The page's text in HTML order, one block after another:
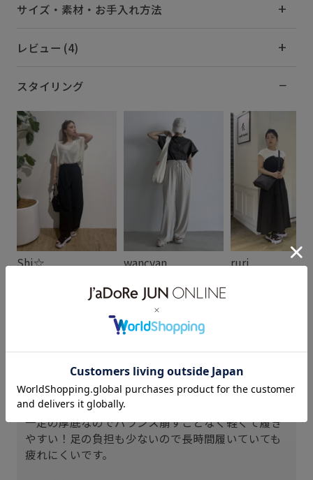
サイズ・素材・お手入れ方法
レビュー (4)
スタイリング
Shi☆ wancyan ruri
スタッフレビュー
プライベートで3年愛用するほど履きやすくてオス
スメのNIKE AIR MAX KOKO♡
一定の厚底なのでバランス崩すことなく軽くて履き
やすい！足の負担も少ないので長時間履いていても
疲れにくいです。